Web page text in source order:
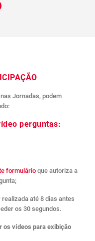
Jornadas, podem
perguntas:
formulário que autoriza a
até 8 dias antes
os 30 segundos.
os vídeos para exibição